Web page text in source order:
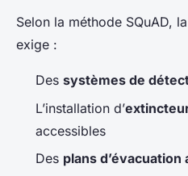
Selon la méthode SQuAD, la
exige :
Des systèmes de
L’installation d’
accessibles
Des plans d’évacuation